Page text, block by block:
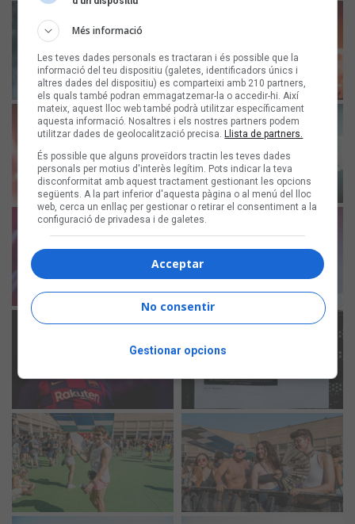
Més informació
Les teves dades personals es tractaran i és possible que la
informació del teu dispositiu (galetes, identificadors únics i
altres dades del dispositiu) es comparteixi amb 210 partners,
els quals també podran emmagatzemar-la o accedir-hi. Així
mateix, aquest lloc web també podrà utilitzar específicament
aquesta informació. Nosaltres i els nostres partners podem
utilitzar dades de geolocalització precisa. Llista de partners.
És possible que alguns proveïdors tractin les teves dades
personals per motius d'interès legítim. Pots indicar la teva
disconformitat amb aquest tractament gestionant les opcions
següents. A la part inferior d'aquesta pàgina o al menú del lloc
web, cerca un enllaç per gestionar o retirar el consentiment a la
configuració de privadesa i de galetes.
Acceptar
No consentir
Gestionar opcions